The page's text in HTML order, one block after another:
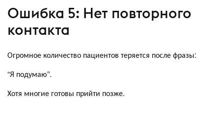
Ошибка 5: Нет повторного
контакта
Огромное количество пациентов теряется после фразы:
“Я подумаю”.
Хотя многие готовы прийти позже.